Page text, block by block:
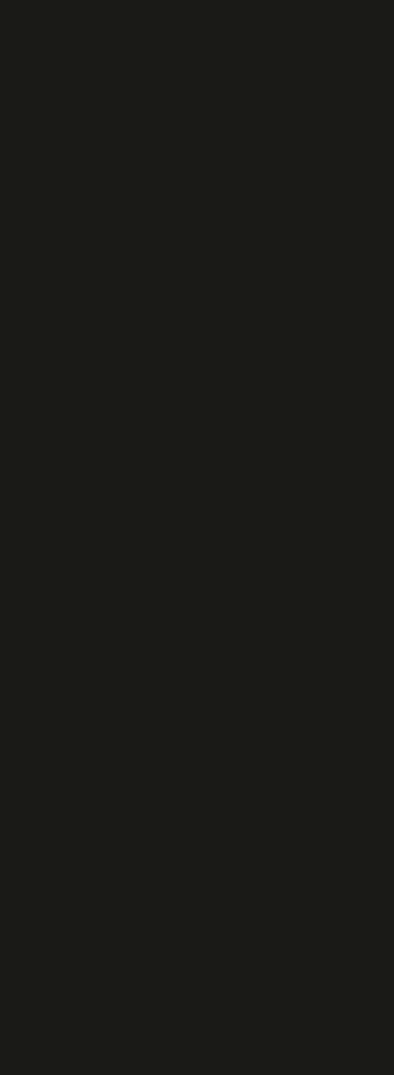
sabemos que o Botafogo disputa
Brasileiro
lotado, dá uma tranquilidade maior
poderia ser melhor para Luís Castro,
Goiano, que está esperançoso com
vejo uma outra alternativa para o
que eles possam gerir dívidas e
natural. A reestruturação e o
o Botafogo será um time forte, que
e disputar títulos. Pode ser que já
pode ser em um trabalho a longo
paciência e entenda a realidade do
– finalizou.
Jogada10